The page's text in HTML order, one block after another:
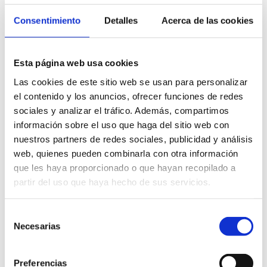
Consentimiento Detalles Acerca de las cookies
Esta página web usa cookies
Las cookies de este sitio web se usan para personalizar
el contenido y los anuncios, ofrecer funciones de redes
sociales y analizar el tráfico. Además, compartimos
información sobre el uso que haga del sitio web con
nuestros partners de redes sociales, publicidad y análisis
web, quienes pueden combinarla con otra información
que les haya proporcionado o que hayan recopilado a
partir del uso que haya hecho de sus servicios.
Necesarias
Preferencias
dólares en 2023 y que aproximadamente el 90% de los
alimentos consumidos en el país son importados. En
este entorno, el cumplimiento halal debe alinearse con
requisitos GSO Golfo Pérsico y con acreditaciones del
GCC Accreditation Center cuando proceda.
Para productos cárnicos, ingredientes de origen animal
y elaborados complejos, la validación previa con
importador y organismo certificador resulta
imprescindible.
Magreb y Oriente Medio:
mercados de mayor proximidad
Marruecos, Argelia, Túnez, Egipto, Jordania y otros